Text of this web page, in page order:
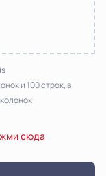
и 100 строк, в
сюда